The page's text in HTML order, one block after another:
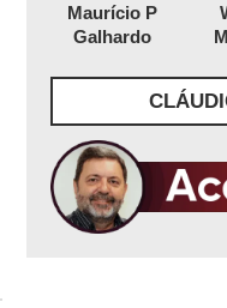
Maurício P
Galhardo